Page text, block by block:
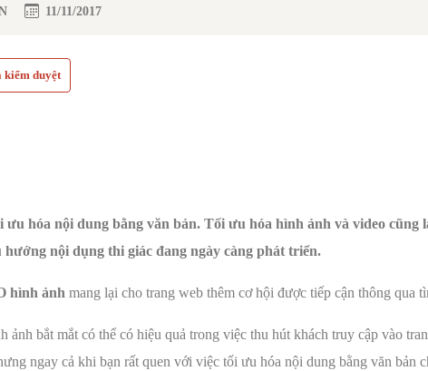
11/11/2017
kiểm duyệt
ưu hóa nội dung bằng văn bản. Tối ưu hóa hình ảnh và video cũng
nội dụng thi giác đang ngày càng phát triển.
hình ảnh mang lại cho trang web thêm cơ hội được tiếp cận thông qua
ảnh bắt mắt có thể có hiệu quả trong việc thu hút khách truy cập vào
ngay cả khi bạn rất quen với việc tối ưu hóa nội dung bằng văn bản